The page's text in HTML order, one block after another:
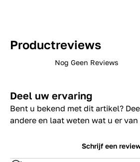
Productreviews
Nog Geen Reviews
Deel uw ervaring
Bent u bekend met dit artikel?
andere en laat weten wat u er
Schrijf een